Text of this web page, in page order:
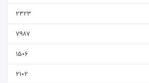
2323
7987
1506
2102